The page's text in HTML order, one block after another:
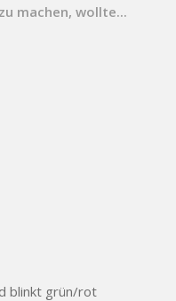
machen, wollte...
blinkt grün/rot